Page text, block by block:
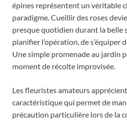
épines représentent un véritable
paradigme. Cueillir des roses
presque quotidien durant la belle
planifier l’opération, de s’équiper
Une simple promenade au jardin
moment de récolte improvisée.
Les fleuristes amateurs
caractéristique qui permet de
précaution particulière lors de la